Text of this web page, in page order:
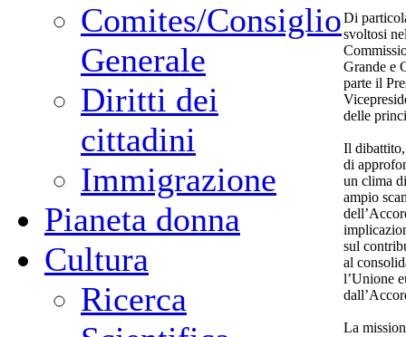
Comites/Consiglio
Generale
Diritti dei
cittadini
Immigrazione
Pianeta donna
Cultura
Ricerca
Di
svoltosi
Grande e
parte il
delle
Il
di
un clima
ampio
sul
al
l’Unione
La